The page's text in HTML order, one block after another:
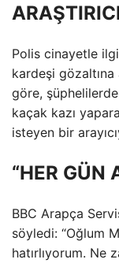
Polis cinayetle
kardeşi gözaltına
göre,
kaçak kazı
isteyen bir
“HER GÜN
BBC Arapça
söyledi: “Oğlum
hatırlıyorum. Ne